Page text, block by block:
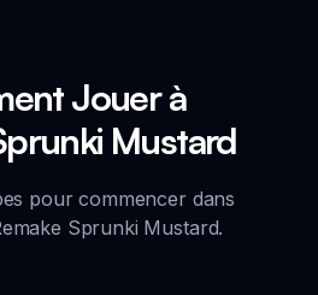
Jouer à
Mustard
pour commencer dans
Sprunki Mustard.